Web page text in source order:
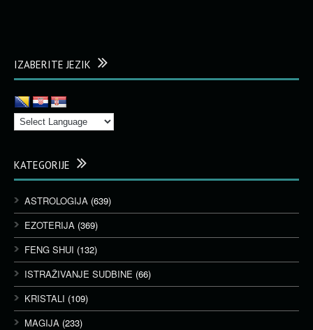
IZABERITE JEZIK
KATEGORIJE
ASTROLOGIJA (639)
EZOTERIJA (369)
FENG SHUI (132)
ISTRAŽIVANJE SUDBINE (66)
KRISTALI (109)
MAGIJA (233)